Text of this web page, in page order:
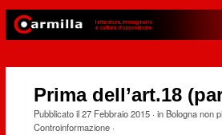
Prima dell’art.18
Pubblicato il27 Febbraio 2015· in Bologna non
Controinformazione·